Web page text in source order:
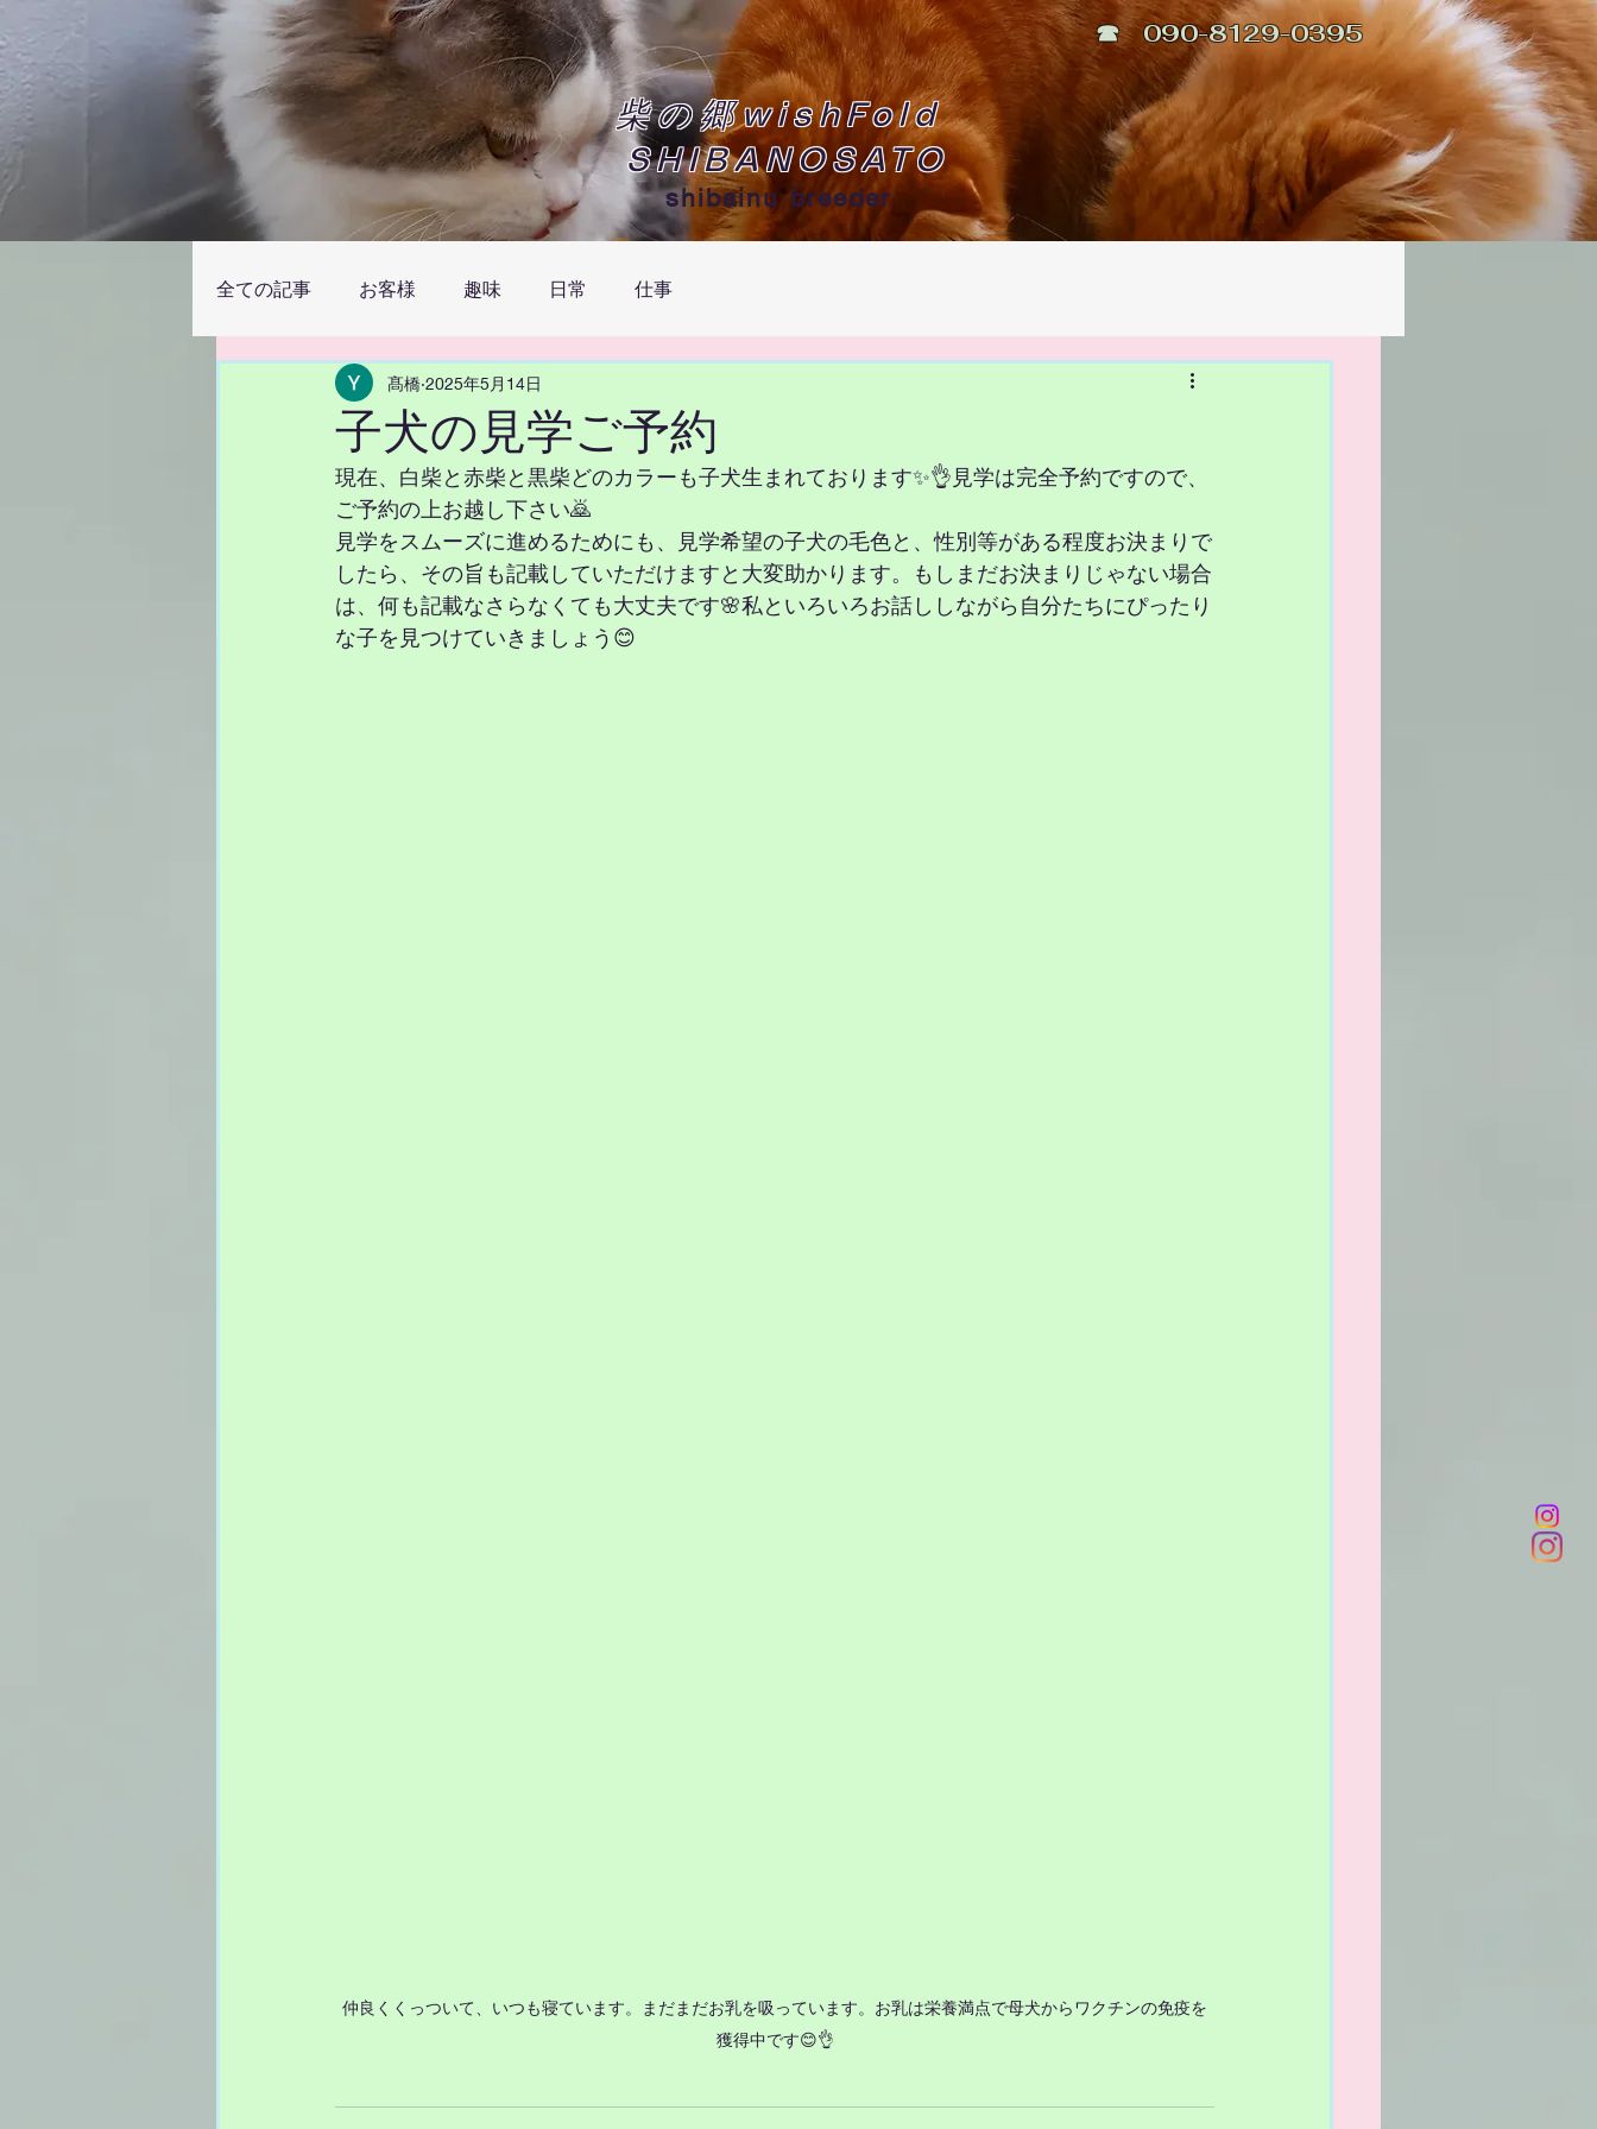
☎ 090-8129-0395
柴の郷wishFold
SHIBANOSATO
shibainu breeder
全ての記事 お客様 趣味 日常 仕事
子犬の見学ご予約
髙橋 2025年5月14日
現在、白柴と赤柴と黒柴どのカラーも子犬生まれております✨👌見学は完全予約ですので、
ご予約の上お越し下さい🙇
見学をスムーズに進めるためにも、見学希望の子犬の毛色と、性別等がある程度お決まりで
したら、その旨も記載していただけますと大変助かります。もしまだお決まりじゃない場合
は、何も記載なさらなくても大丈夫です🌸私といろいろお話ししながら自分たちにぴったり
な子を見つけていきましょう😊
仲良くくっついて、いつも寝ています。まだまだお乳を吸っています。お乳は栄養満点で母犬からワクチンの免疫を
獲得中です😊👌